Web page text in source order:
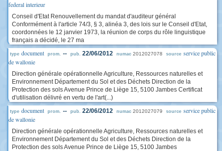
federal interieur
Conseil d'Etat Renouvellement du mandat d'auditeur général
Conformément à l'article 74/3, § 3, alinéa 3, des lois sur le Conseil d'Etat,
coordonnées le 12 janvier 1973, la réunion de corps du rôle linguistique
français a décidé, le 27 ma
type document prom. -- pub. 22/06/2012 numac 2012027078 source service public
de wallonie
Direction générale opérationnelle Agriculture, Ressources naturelles et
Environnement Département du Sol et des Déchets Direction de la
Protection des sols Avenue Prince de Liège 15, 5100 Jambes Certificat
d'utilisation délivré en vertu de l'art(...)
type document prom. -- pub. 22/06/2012 numac 2012027079 source service public
de wallonie
Direction générale opérationnelle Agriculture, Ressources naturelles et
Environnement Département du Sol et des Déchets Direction de la
Protection des sols Avenue Prince de Liège 15, 5100 Jambes